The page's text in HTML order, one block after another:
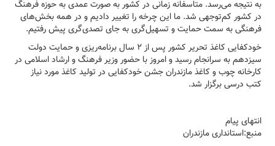
به نتیجه می‌رسد. متاسفانه زمانی در کشور به صورت عمدی به حوزه فرهنگ
در کشور کم‌توجهی شد. ما این چرخه را تغییر دادیم و در همه بخش‌های
فرهنگی به سمت حمایت و تسهیل‌گری به جای تصدی‌گری پیش رفتیم.
خودکفایی کاغذ تحریر کشور پس از ۲ سال برنامه‌ریزی و حمایت دولت
سیزدهم به سرانجام رسید و امروز با حضور وزیر فرهنگ و ارشاد اسلامی در
کارخانه چوب و کاغذ مازندران جشن خودکفایی در تولید کاغذ مورد نیاز
کتب درسی برگزار شد.
انتهای پیام
منبع:استانداری مازندران